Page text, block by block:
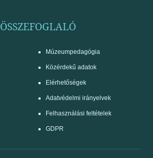
ÖSSZEFOGLALÓ
Múzeumpedagógia
Közérdekű adatok
Elérhetőségek
Adatvédelmi irányelvek
Felhasználási feltételek
GDPR